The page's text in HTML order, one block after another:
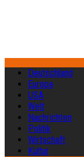
Deutschland
Europa
USA
Welt
Nachrichten
Politik
Wirtschaft
Kultur